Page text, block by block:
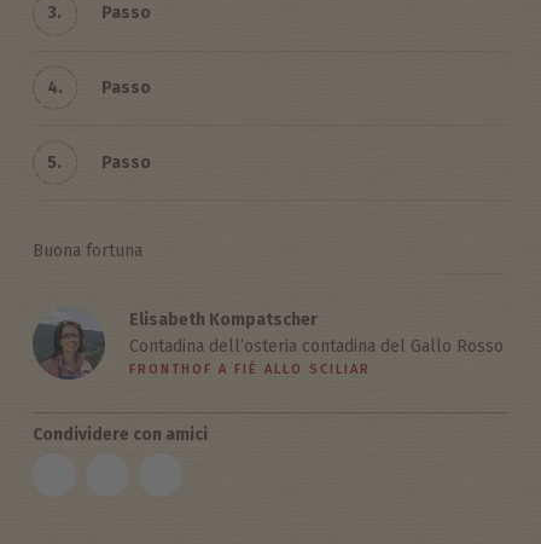
3. Passo
4. Passo
5. Passo
Buona fortuna
Elisabeth Kompatscher
Contadina dell’osteria contadina del Gallo Rosso
FRONTHOF A FIÈ ALLO SCILIAR
Condividere con amici